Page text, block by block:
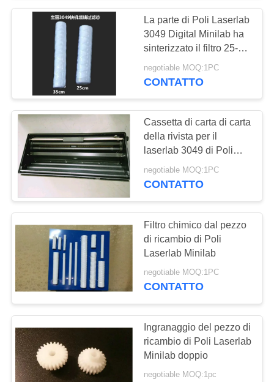
RICHIEDA
CITAZIONE
MAPPA
DEL
SITO
PRIVACY
Parti di Konica
Minilab
401
Parti di Doli Minilab
Driver di AOM
28
La parte di Poli Laserlab
3049 Digital Minilab ha
sinterizzato il filtro 25-
350cm
negotiable MOQ:1PC
CONTATTO
Cassetta di carta di carta
della rivista per il
laserlab 3049 di Poli
fatto in Cina
negotiable MOQ:1PC
CONTATTO
Filtro chimico dal pezzo
di ricambio di Poli
Laserlab Minilab
negotiable MOQ:1PC
CONTATTO
Ingranaggio del pezzo di
ricambio di Poli Laserlab
Minilab doppio
negotiable MOQ:1pc